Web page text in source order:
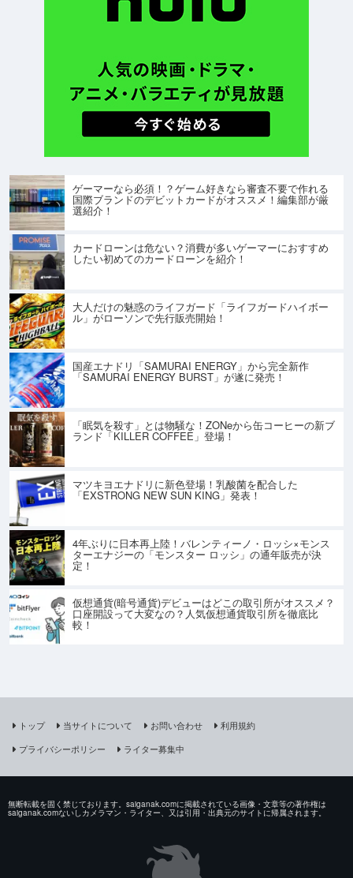
ゲーマーなら必須！？ゲーム好きなら審査不要で作れる
国際ブランドのデビットカードがオススメ！編集部が厳
選紹介！
カードローンは危ない？消費が多いゲーマーにおすすめ
したい初めてのカードローンを紹介！
大人だけの魅惑のライフガード「ライフガードハイボー
ル」がローソンで先行販売開始！
国産エナドリ「SAMURAI ENERGY」から完全新作
「SAMURAI ENERGY BURST」が遂に発売！
「眠気を殺す」とは物騒な！ZONeから缶コーヒーの新ブ
ランド「KILLER COFFEE」登場！
マツキヨエナドリに新色登場！乳酸菌を配合した
「EXSTRONG NEW SUN KING」発表！
4年ぶりに日本再上陸！バレンティーノ・ロッシ×モンス
ターエナジーの「モンスター ロッシ」の通年販売が決
定！
仮想通貨(暗号通貨)デビューはどこの取引所がオススメ？
口座開設って大変なの？人気仮想通貨取引所を徹底比
較！
トップ 当サイトについて お問い合わせ
利用規約
プライバシーポリシー
ライター募集中
無断転載を固く禁じております。saiganak.comに掲載されている画像・文章等の著作権は
saiganak.comないしカメラマン・ライター、又は引用・出典元のサイトに帰属されます。